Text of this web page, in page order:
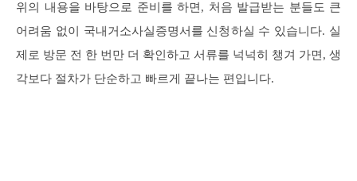
위의 내용을 바탕으로 준비를 하면, 처음 발급받는 분들도 큰
어려움 없이 국내거소사실증명서를 신청하실 수 있습니다. 실
제로 방문 전 한 번만 더 확인하고 서류를 넉넉히 챙겨 가면, 생
각보다 절차가 단순하고 빠르게 끝나는 편입니다.